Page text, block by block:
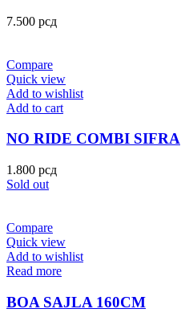
7.500 рсд
Compare
Quick view
Add to wishlist
Add to cart
NO RIDE COMBI SIFRA
1.800 рсд
Sold out
Compare
Quick view
Add to wishlist
Read more
BOA SAJLA 160CM